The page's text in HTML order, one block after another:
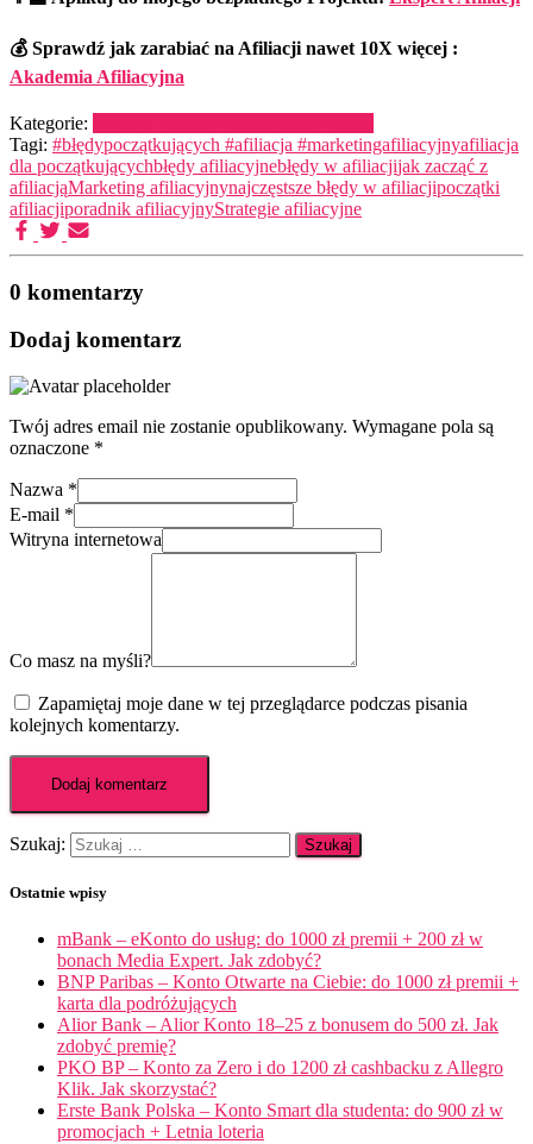
💰 Sprawdź jak zarabiać na Afiliacji nawet 10X więcej :
Akademia Afiliacyjna
Kategorie:
Tagi: #błędypoczątkujących #afiliacja #marketingafiliacyjnyafiliacja
dla początkującychbłędy afiliacyjnebłędy w afiliacjijak zacząć z
afiliacjąMarketing afiliacyjnynajczęstsze błędy w afiliacjipoczątki
afiliacjiporadnik afiliacyjnyStrategie afiliacyjne
0 komentarzy
Dodaj komentarz
Twój adres email nie zostanie opublikowany. Wymagane pola są
oznaczone *
Nazwa *
E-mail *
Witryna internetowa
Co masz na myśli?
Zapamiętaj moje dane w tej przeglądarce podczas pisania
kolejnych komentarzy.
Szukaj:
Ostatnie wpisy
mBank – eKonto do usług: do 1000 zł premii + 200 zł w
bonach Media Expert. Jak zdobyć?
BNP Paribas – Konto Otwarte na Ciebie: do 1000 zł premii +
karta dla podróżujących
Alior Bank – Alior Konto 18–25 z bonusem do 500 zł. Jak
zdobyć premię?
PKO BP – Konto za Zero i do 1200 zł cashbacku z Allegro
Klik. Jak skorzystać?
Erste Bank Polska – Konto Smart dla studenta: do 900 zł w
promocjach + Letnia loteria